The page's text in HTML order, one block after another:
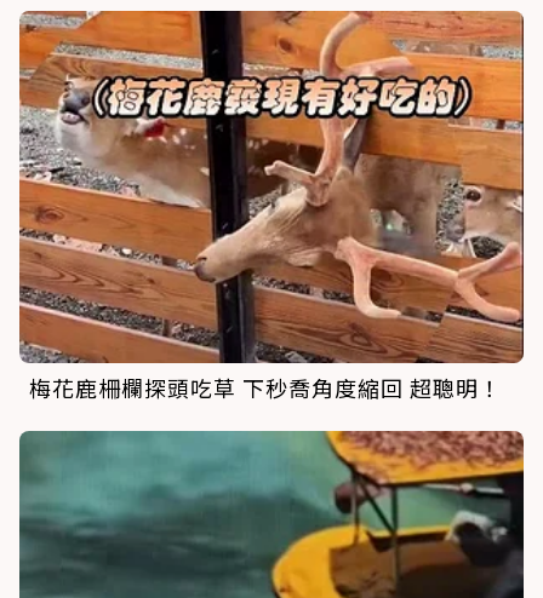
梅花鹿柵欄探頭吃草 下秒喬角度縮回 超聰明！